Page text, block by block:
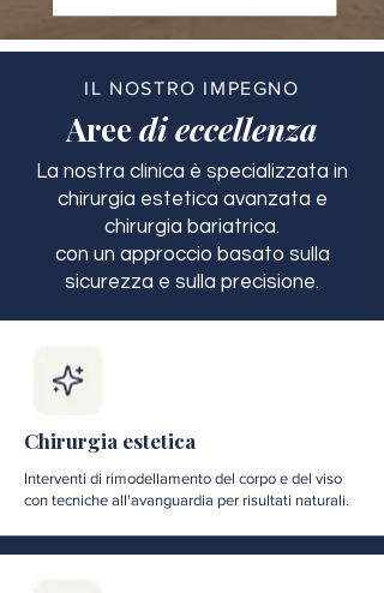
IL NOSTRO IMPEGNO
Aree di eccellenza
La nostra clinica è specializzata in
chirurgia estetica avanzata e
chirurgia bariatrica.
con un approccio basato sulla
sicurezza e sulla precisione.
Chirurgia estetica
Interventi di rimodellamento del corpo e del viso
con tecniche all'avanguardia per risultati naturali.